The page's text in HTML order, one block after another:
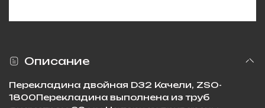
Описание
Перекладина двойная D32 Качели, ZSO-
1800Перекладина выполнена из труб